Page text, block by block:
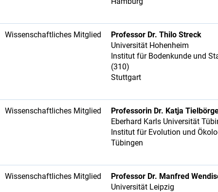
Wissenschaftliches Mitglied
Professor Dr. Thilo Streck
Universität Hohenheim
Institut für Bodenkunde und
(310)
Stuttgart
Wissenschaftliches Mitglied
Professorin Dr. Katja
Eberhard Karls Universität
Institut für Evolution und
Tübingen
Wissenschaftliches Mitglied
Professor Dr. Manfred
Universität Leipzig